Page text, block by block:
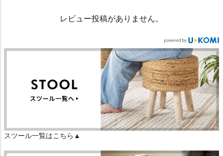
レビュー投稿がありません。
スツール一覧はこちら▲